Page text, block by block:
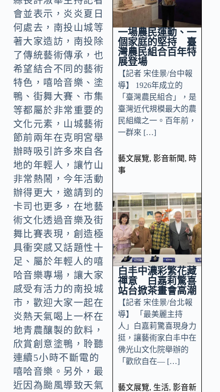
會並表示，炎炎夏日
何處去，南投山城等
著大家造訪，南投除
了傳統藝術傳承，也
希望結合不同的藝術
特色，嘻哈音樂、塗
鴨、街舞大賽、市集
等都屬於非常重要的
文化元素，山城藝術
節前兩年在克明宮舉
辦時吸引許多來自各
地的年輕人，讓竹山
非常熱鬧，今年活動
辦得更大，邀請到的
卡司也更多，在地藝
術文化透過音樂及街
舞比賽表現，創造極
具衝突感又話題性十
足、屬於年輕人的嘻
哈音樂專場，讓大家
感受有活力的南投城
市，歡迎大家一起在
炎熱天氣喝上一杯在
地青農釀製的飲料，
欣賞創意塗鴨，聆聽
連續5小時不斷電的
嘻哈音樂。另外，最
近因為颱風導致天氣
一場農民運動、一
個家庭的堅持 臺
灣農民組合百年特
展登場
【記者 宋佳景/台中報
導】 1926年成立的
「臺灣農民組合」，是
臺灣近代規模最大的農
民組織之一。百年前，
一群來 […]
藝文展覽, 影音新聞, 時
事
白丰中濃彩繁花藏
禪意 白嘉莉驚喜
站台掀茶畫會高潮
【記者 宋佳景/台北報
導】 「最美麗主持
人」白嘉莉驚喜現身力
挺，讓藝術家白丰中在
佛光山文化院舉辦的
「歡欣自在— […]
藝文展覽, 生活, 影音新